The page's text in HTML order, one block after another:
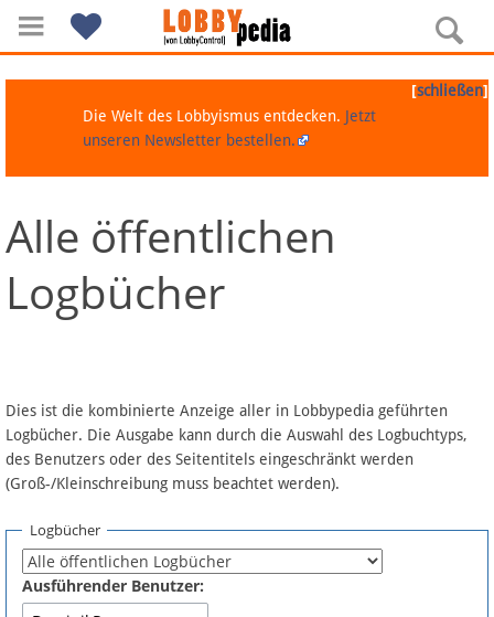
Navigation
Über Lobbypedia
Artikel nach Kategorien
FAQ
Fördermitglied werden
Fehler melden
[schließen]
Die Welt des Lobbyismus entdecken. Jetzt
unseren Newsletter bestellen.
Alle öffentlichen
Logbücher
Dies ist die kombinierte Anzeige aller in Lobbypedia geführten
Logbücher. Die Ausgabe kann durch die Auswahl des Logbuchtyps,
des Benutzers oder des Seitentitels eingeschränkt werden
(Groß-/Kleinschreibung muss beachtet werden).
Logbücher
Ausführender Benutzer: